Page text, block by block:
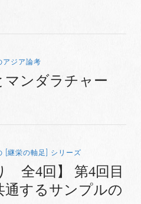
アジア論考
マンダラチャー
[継栄の軸足] シリーズ
全4回】 第4回目
通するサンプルの